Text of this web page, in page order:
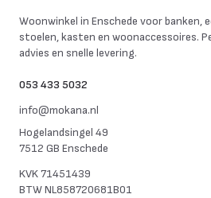
Woonwinkel in Enschede voor banken,
stoelen, kasten en woonaccessoires.
advies en snelle levering.
053 433 5032
info@mokana.nl
Hogelandsingel 49
7512 GB Enschede
KVK71451439
BTWNL858720681B01